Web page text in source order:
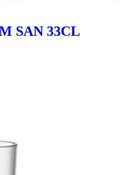
SAN 33CL